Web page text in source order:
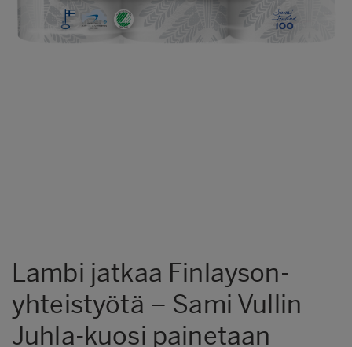
Lambi jatkaa Finlayson-
yhteistyötä – Sami Vullin
Juhla-kuosi painetaan